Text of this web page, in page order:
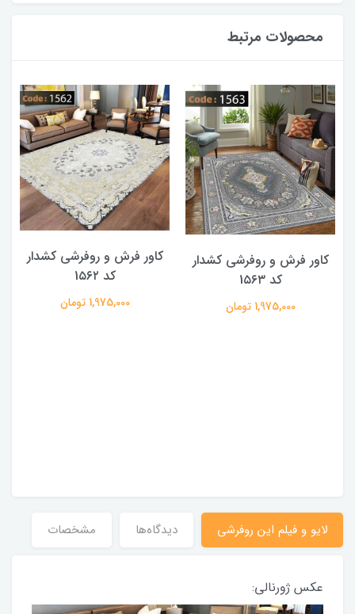
محصولات مرتبط
کاور فرش و روفرشی کشدار
کد 1۵۶۳
1,975,000 تومان
کاور فرش و روفرشی کشدار
کد 1۵۶۲
1,975,000 تومان
لایو و فیلم این روفرشی دیدگاه‌ها مشخصات
عکس ژورنالی: